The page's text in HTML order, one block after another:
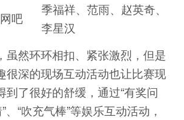
吧
季福祥、范雨、赵英奇、
李星汉
然环环相扣、紧张激烈，但是
很深的现场互动活动也让比赛现
到了很好的舒缓，通过“有奖问
、“吹充气棒”等娱乐互动活动，